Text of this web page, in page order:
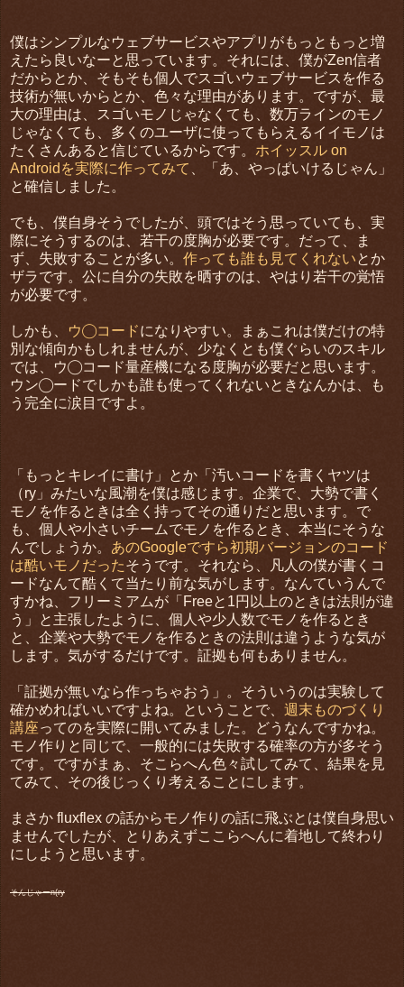
僕はシンプルなウェブサービスやアプリがもっともっと増
えたら良いなーと思っています。それには、僕がZen信者
だからとか、そもそも個人でスゴいウェブサービスを作る
技術が無いからとか、色々な理由があります。ですが、最
大の理由は、スゴいモノじゃなくても、数万ラインのモノ
じゃなくても、多くのユーザに使ってもらえるイイモノは
たくさんあると信じているからです。 ホイッスル on
Androidを実際に作ってみて
、「あ、やっぱいけるじゃん」
と確信しました。
でも、僕自身そうでしたが、頭ではそう思っていても、実
際にそうするのは、若干の度胸が必要です。だって、ま
ず、失敗することが多い。 作っても誰も見てくれないとか
ザラです。公に自分の失敗を晒すのは、やはり若干の覚悟
が必要です。
しかも、 ウ◯コードになりやすい。まぁこれは僕だけの特
別な傾向かもしれませんが、少なくとも僕ぐらいのスキル
では、ウ◯コード量産機になる度胸が必要だと思います。
ウン◯ードでしかも誰も使ってくれないときなんかは、も
う完全に涙目ですよ。
「もっとキレイに書け」とか「汚いコードを書くヤツは
（ry」みたいな風潮を僕は感じます。企業で、大勢で書く
モノを作るときは全く持ってその通りだと思います。で
も、個人や小さいチームでモノを作るとき、本当にそうな
んでしょうか。 あのGoogleですら初期バージョンのコード
は酷いモノだったそうです。それなら、凡人の僕が書くコ
ードなんて酷くて当たり前な気がします。なんていうんで
すかね、フリーミアムが「Freeと1円以上のときは法則が違
う」と主張したように、個人や少人数でモノを作るとき
と、企業や大勢でモノを作るときの法則は違うような気が
します。気がするだけです。証拠も何もありません。
「証拠が無いなら作っちゃおう」。そういうのは実験して
確かめればいいですよね。ということで、 週末ものづくり
講座ってのを実際に開いてみました。どうなんですかね。
モノ作りと同じで、一般的には失敗する確率の方が多そう
です。ですがまぁ、そこらへん色々試してみて、結果を見
てみて、その後じっくり考えることにします。
まさか fluxflex の話からモノ作りの話に飛ぶとは僕自身思い
ませんでしたが、とりあえずここらへんに着地して終わり
にしようと思います。
そんじゃーn(ry